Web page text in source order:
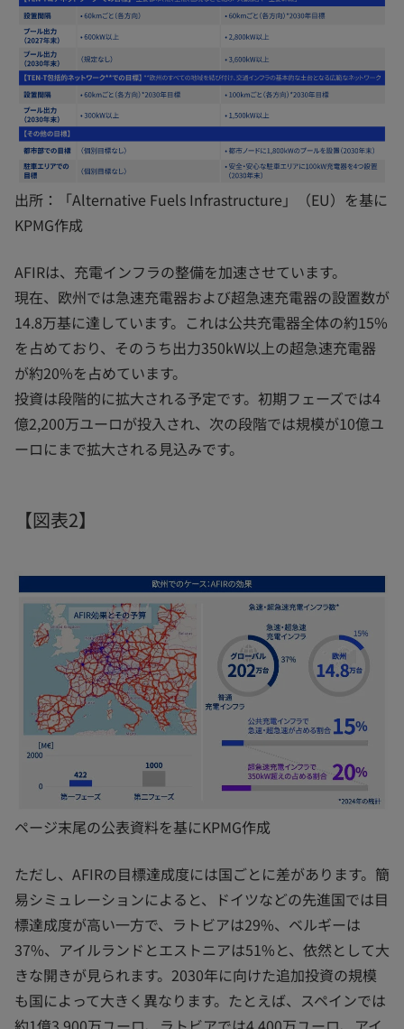
出所：「Alternative Fuels Infrastructure」（EU）を基に
KPMG作成
AFIRは、充電インフラの整備を加速させています。
現在、欧州では急速充電器および超急速充電器の設置数が
14.8万基に達しています。これは公共充電器全体の約15%
を占めており、そのうち出力350kW以上の超急速充電器
が約20%を占めています。
投資は段階的に拡大される予定です。初期フェーズでは4
億2,200万ユーロが投入され、次の段階では規模が10億ユ
ーロにまで拡大される見込みです。
【図表2】
ページ末尾の公表資料を基にKPMG作成
ただし、AFIRの目標達成度には国ごとに差があります。簡
易シミュレーションによると、ドイツなどの先進国では目
標達成度が高い一方で、ラトビアは29%、ベルギーは
37%、アイルランドとエストニアは51%と、依然として大
きな開きが見られます。2030年に向けた追加投資の規模
も国によって大きく異なります。たとえば、スペインでは